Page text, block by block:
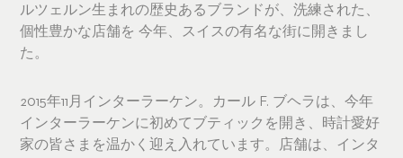
ルツェルン生まれの歴史あるブランドが、洗練された、
個性豊かな店舗を 今年、スイスの有名な街に開きまし
た。
2015年11月インターラーケン。カール F. ブヘラは、今年
インターラーケンに初めてブティックを開き、時計愛好
家の皆さまを温かく迎え入れています。店舗は、インタ